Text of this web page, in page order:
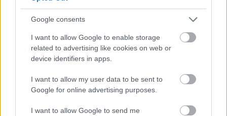
Google consents
I want to allow Google to enable storage
related to advertising like cookies on web or
device identifiers in apps.
I want to allow my user data to be sent to
Google for online advertising purposes.
I want to allow Google to send me
Lássuk kicsit közelebbről is!